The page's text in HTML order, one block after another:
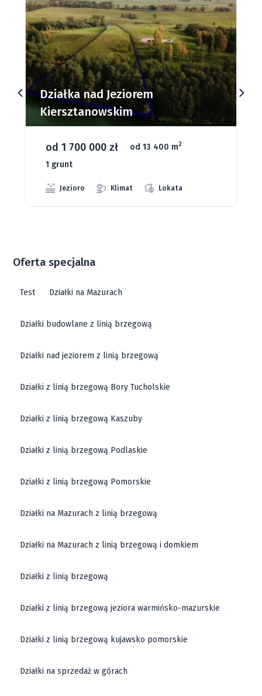
Działki budowlane nad Jeziorem
Dąbrowa Mała
od 93 280 zł od 1075 m 2 66 grunt
Oferta specjalna
Test Działki na Mazurach
Działki budowlane z linią brzegową
Działki nad jeziorem z linią brzegową
Działki z linią brzegową Bory Tucholskie
Działki z linią brzegową Kaszuby
Działki z linią brzegową Podlaskie
Działki z linią brzegową Pomorskie
Działki na Mazurach z linią brzegową
Działki na Mazurach z linią brzegową i domkiem
Działki z linią brzegową
Działki z linią brzegową jeziora warmińsko-mazurskie
Działki z linią brzegową kujawsko pomorskie
Działki na sprzedaż w górach